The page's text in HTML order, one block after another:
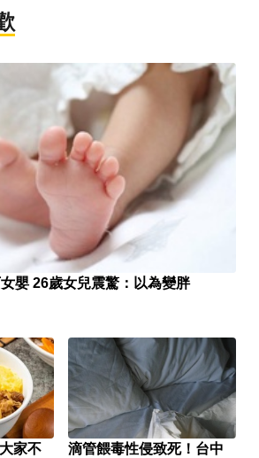
嬰 26歲女兒震驚：以為變胖
家不
滴管餵毒性侵致死！台中